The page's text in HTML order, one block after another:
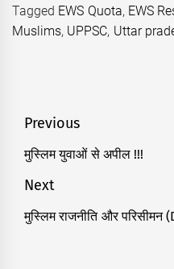
Tagged EWS Quota, EWS
Muslims, UPPSC, Uttar
Post
navigation
Previous
Previous
मुस्लिम युवाओं से अपील !!!
Next
Next
मुस्लिम राजनीति और